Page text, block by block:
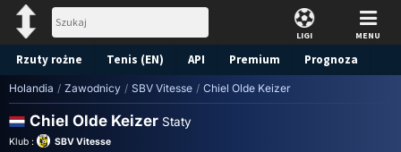
LIGI MENU
Rzuty rożne Tenis (EN) API Premium Prognoza
Holandia / Zawodnicy / SBV Vitesse / Chiel Olde Keizer
Chiel Olde Keizer Staty
Klub :
SBV Vitesse